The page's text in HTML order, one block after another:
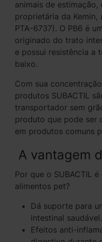
animais de
proprietária da Kemin,
PTA-6737). O PB6 é
originado do trato
e possui resistência a
baixo.
Com sua
produtos SUBACTIL
transportador sem
produto que pode ser
em produtos comuns
A vantagem
Por que o SUBACTIL
alimentos pet?
Dá suporte para
intestinal saudável.
Efeitos anti-